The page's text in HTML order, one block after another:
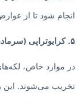
انجام شود تا از
۵. کرایوتراپی (سرمادرمانی)
در موارد خاص،
تخریب می‌شوند.